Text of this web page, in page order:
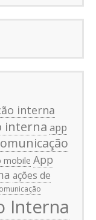
interna
interna app
mobile App
ações de
Interna